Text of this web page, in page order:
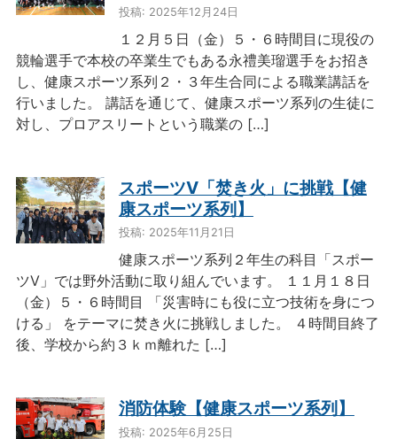
投稿: 2025年12月24日
１２月５日（金）５・６時間目に現役の
競輪選手で本校の卒業生でもある永禮美瑠選手をお招き
し、健康スポーツ系列２・３年生合同による職業講話を
行いました。 講話を通じて、健康スポーツ系列の生徒に
対し、プロアスリートという職業の […]
スポーツⅤ「焚き火」に挑戦【健
康スポーツ系列】
投稿: 2025年11月21日
健康スポーツ系列２年生の科目「スポー
ツⅤ」では野外活動に取り組んでいます。 １１月１８日
（金）５・６時間目 「災害時にも役に立つ技術を身につ
ける」 をテーマに焚き火に挑戦しました。 ４時間目終了
後、学校から約３ｋｍ離れた […]
消防体験【健康スポーツ系列】
投稿: 2025年6月25日